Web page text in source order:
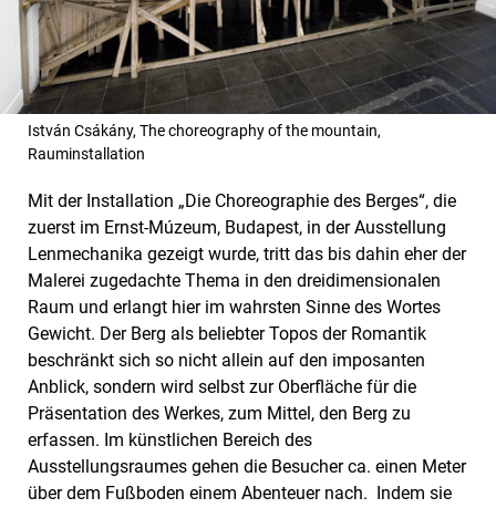
István Csákány, The choreography of the mountain,
Rauminstallation
Mit der Installation „Die Choreographie des Berges“, die
zuerst im Ernst-Múzeum, Budapest, in der Ausstellung
Lenmechanika gezeigt wurde, tritt das bis dahin eher der
Malerei zugedachte Thema in den dreidimensionalen
Raum und erlangt hier im wahrsten Sinne des Wortes
Gewicht. Der Berg als beliebter Topos der Romantik
beschränkt sich so nicht allein auf den imposanten
Anblick, sondern wird selbst zur Oberfläche für die
Präsentation des Werkes, zum Mittel, den Berg zu
erfassen. Im künstlichen Bereich des
Ausstellungsraumes gehen die Besucher ca. einen Meter
über dem Fußboden einem Abenteuer nach. Indem sie